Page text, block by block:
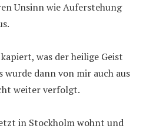
Unsinn wie Auferstehung
was der heilige Geist
wurde dann von mir auch aus
weiter verfolgt.
in Stockholm wohnt und